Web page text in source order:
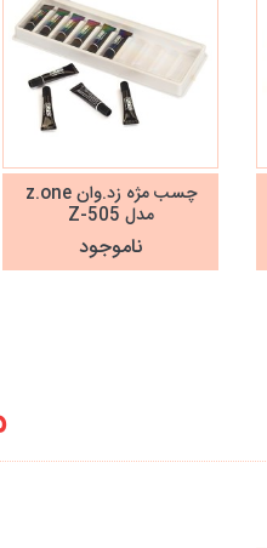
چسب مژه زد.وان z.one
مدل Z-505
ناموجود